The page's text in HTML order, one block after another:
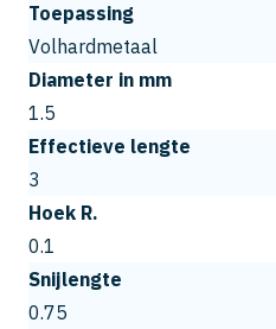
Toepassing
Volhardmetaal
Diameter in mm
1.5
Effectieve lengte
3
Hoek R.
0.1
Snijlengte
0.75